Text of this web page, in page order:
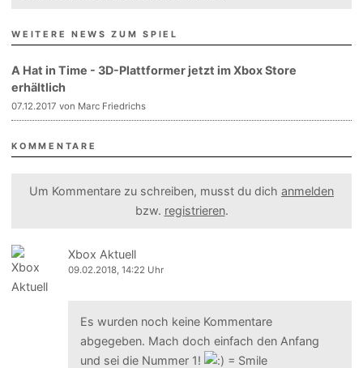
WEITERE NEWS ZUM SPIEL
A Hat in Time - 3D-Plattformer jetzt im Xbox Store
erhältlich
07.12.2017 von Marc Friedrichs
KOMMENTARE
Um Kommentare zu schreiben, musst du dich anmelden
bzw. registrieren.
Xbox Aktuell
09.02.2018, 14:22 Uhr
Es wurden noch keine Kommentare
abgegeben. Mach doch einfach den Anfang
und sei die Nummer 1!